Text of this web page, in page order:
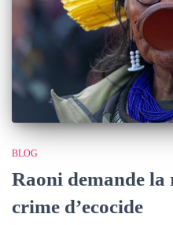
BLOG
Raoni demande la
crime d’ecocide